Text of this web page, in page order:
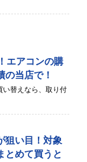
エアコンの購
の当店で！
い替えなら、取り付
狙い目！対象
とめて買うと